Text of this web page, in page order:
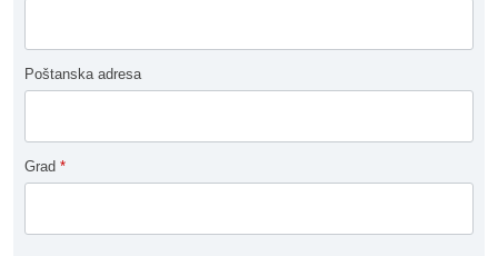
Poštanska adresa
Grad *